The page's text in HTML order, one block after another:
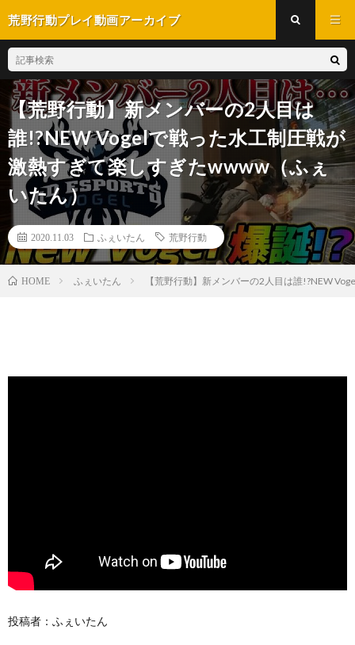
荒野行動プレイ動画アーカイブ
【荒野行動】新メンバーの2人目は
誰!?NEW Vogelで戦った水工制圧戦が
激熱すぎて楽しすぎたwwww（ふぇ
いたん）
2020.11.03 ふぇいたん 荒野行動
HOME ふぇいたん 【荒野行動】新メンバーの2人目は誰!?NEW
投稿者：ふぇいたん